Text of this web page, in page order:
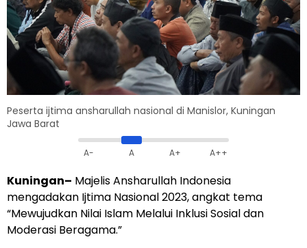
Peserta ijtima ansharullah nasional di Manislor, Kuningan
Jawa Barat
A- A A+ A++
Kuningan– Majelis Ansharullah Indonesia
mengadakan Ijtima Nasional 2023, angkat tema
“Mewujudkan Nilai Islam Melalui Inklusi Sosial dan
Moderasi Beragama.”